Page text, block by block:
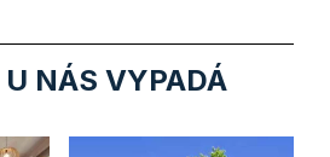
NÁS VYPADÁ